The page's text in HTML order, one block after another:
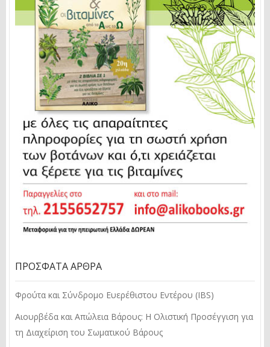
ΠΡΌΣΦΑΤΑ ΆΡΘΡΑ
Φρούτα και Σύνδρομο Ευερέθιστου Εντέρου (IBS)
Αιουρβέδα και Απώλεια Βάρους: Η Ολιστική Προσέγγιση για
τη Διαχείριση του Σωματικού Βάρους